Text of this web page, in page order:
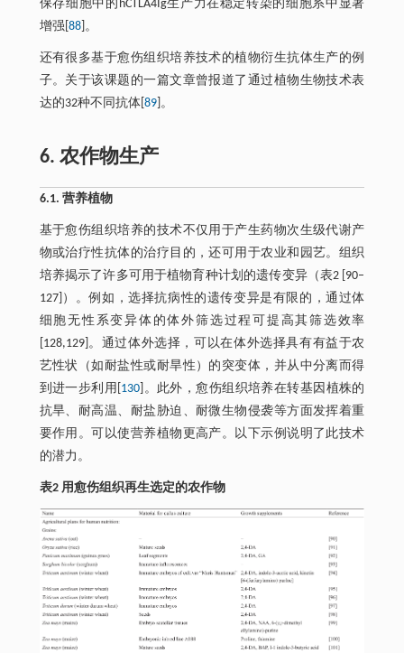
保存细胞中的hCTLA4Ig生产力在稳定转染的细胞系中显著
增强[ 88]。
还有很多基于愈伤组织培养技术的植物衍生抗体生产的例
子。关于该课题的一篇文章曾报道了通过植物生物技术表
达的32种不同抗体[ 89]。
6. 农作物生产
6.1. 营养植物
基于愈伤组织培养的技术不仅用于产生药物次生级代谢产
物或治疗性抗体的治疗目的，还可用于农业和园艺。组织
培养揭示了许多可用于植物育种计划的遗传变异（表2 [90–
127]）。例如，选择抗病性的遗传变异是有限的，通过体
细胞无性系变异体的体外筛选过程可提高其筛选效率
[128,129]。通过体外选择，可以在体外选择具有有益于农
艺性状（如耐盐性或耐旱性）的突变体，并从中分离而得
到进一步利用[ 130 ]。此外，愈伤组织培养在转基因植株的
抗旱、耐高温、耐盐胁迫、耐微生物侵袭等方面发挥着重
要作用。可以使营养植物更高产。以下示例说明了此技术
的潜力。
表2 用愈伤组织再生选定的农作物